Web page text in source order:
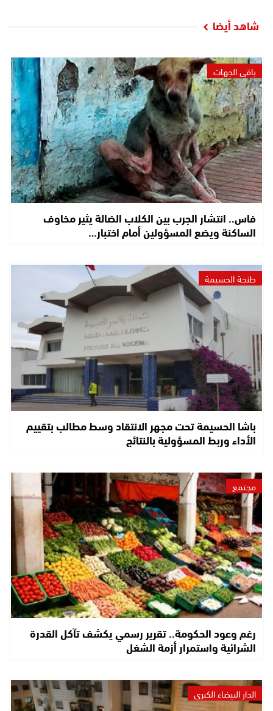
شاهد أيضا
باقي الجهات
فاس.. انتشار الجرب بين الكلاب الضالة يثير مخاوف
الساكنة ويضع المسؤولين أمام اختبار…
طنجة الحسيمة
باشا الحسيمة تحت مجهر الانتقاد وسط مطالب بتقييم
الأداء وربط المسؤولية بالنتائج
مجتمع
رغم وعود الحكومة.. تقرير رسمي يكشف تآكل القدرة
الشرائية واستمرار أزمة الشغل
الدار البيضاء الكبرى